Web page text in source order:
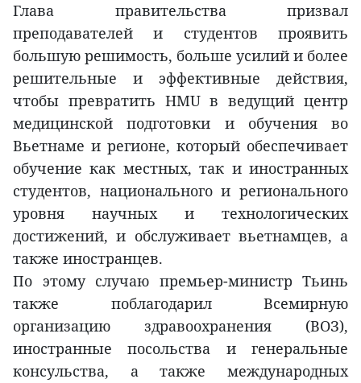
Глава правительства призвал
преподавателей и студентов проявить
большую решимость, больше усилий и более
решительные и эффективные действия,
чтобы превратить HMU в ведущий центр
медицинской подготовки и обучения во
Вьетнаме и регионе, который обеспечивает
обучение как местных, так и иностранных
студентов, национального и регионального
уровня научных и технологических
достижений, и обслуживает вьетнамцев, а
также иностранцев.
По этому случаю премьер-министр Тьинь
также поблагодарил Всемирную
организацию здравоохранения (ВОЗ),
иностранные посольства и генеральные
консульства, а также международных